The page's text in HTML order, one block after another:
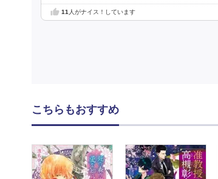
11人がナイス！しています
こちらもおすすめ